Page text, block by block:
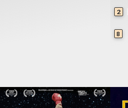
2
8